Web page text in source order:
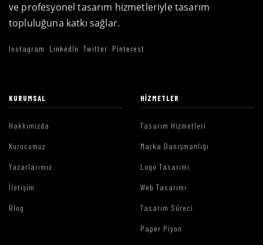
ve profesyonel tasarım hizmetleriyle tasarım
topluluğuna katkı sağlar.
Instagram LinkedIn Twitter Pinterest
KURUMSAL
Hakkımızda
Kurucumuz
Yazarlarımız
İletişim
Blog
HIZMETLER
Tasarım Hizmetleri
Marka Danışmanlığı
Logo Tasarımı
Web Tasarımı
Tasarım Süreci
Paper Piyon